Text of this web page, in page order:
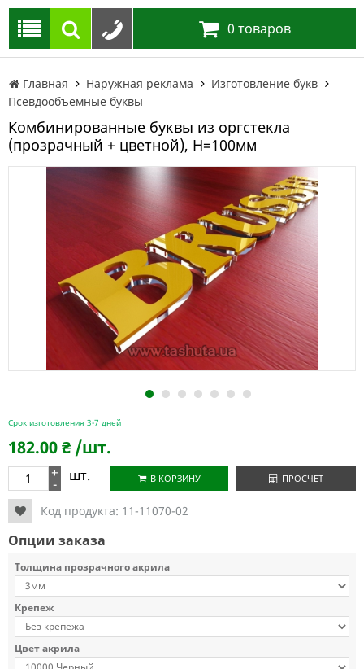
0 товаров
Главная Наружная реклама
Изготовление букв
Псевдообъемные буквы
Комбинированные буквы из оргстекла
(прозрачный + цветной), H=100мм
1 2 3 4 5 6 7
Срок изготовления 3-7 дней
182.00₴ /шт.
+
- шт. В КОРЗИНУ ПРОСЧЕТ
Код продукта: 11-11070-02
Опции заказа
Толщина прозрачного акрила
Крепеж
Цвет акрила